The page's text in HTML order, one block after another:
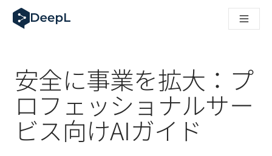
AIエージェント向けDeepL
DeepL Translation Flow：主要なユースケースや連携機能
エンタープライズ向け言語AIの信頼性を読み解く
DeepLにおける翻訳品質評価の構築方法
高品質なテキスト翻訳からリアルタイム音声翻訳までを支
Building an instantly accessible voice demo with DeepL
安全に事業を拡大：プ
ロフェッショナルサー
ビス向けAIガイド